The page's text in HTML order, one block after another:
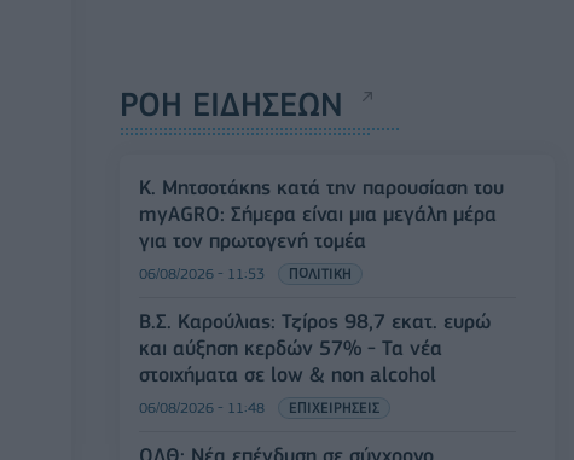
ΡΟΗ ΕΙΔΗΣΕΩΝ
Κ. Μητσοτάκης κατά την παρουσίαση του
myAGRO: Σήμερα είναι μια μεγάλη μέρα
για τον πρωτογενή τομέα
06/08/2026 - 11:53 ΠΟΛΙΤΙΚΗ
Β.Σ. Καρούλιας: Τζίρος 98,7 εκατ. ευρώ
και αύξηση κερδών 57% - Τα νέα
στοιχήματα σε low & non alcohol
06/08/2026 - 11:48 ΕΠΙΧΕΙΡΗΣΕΙΣ
ΟΛΘ: Νέα επένδυση σε σύγχρονο